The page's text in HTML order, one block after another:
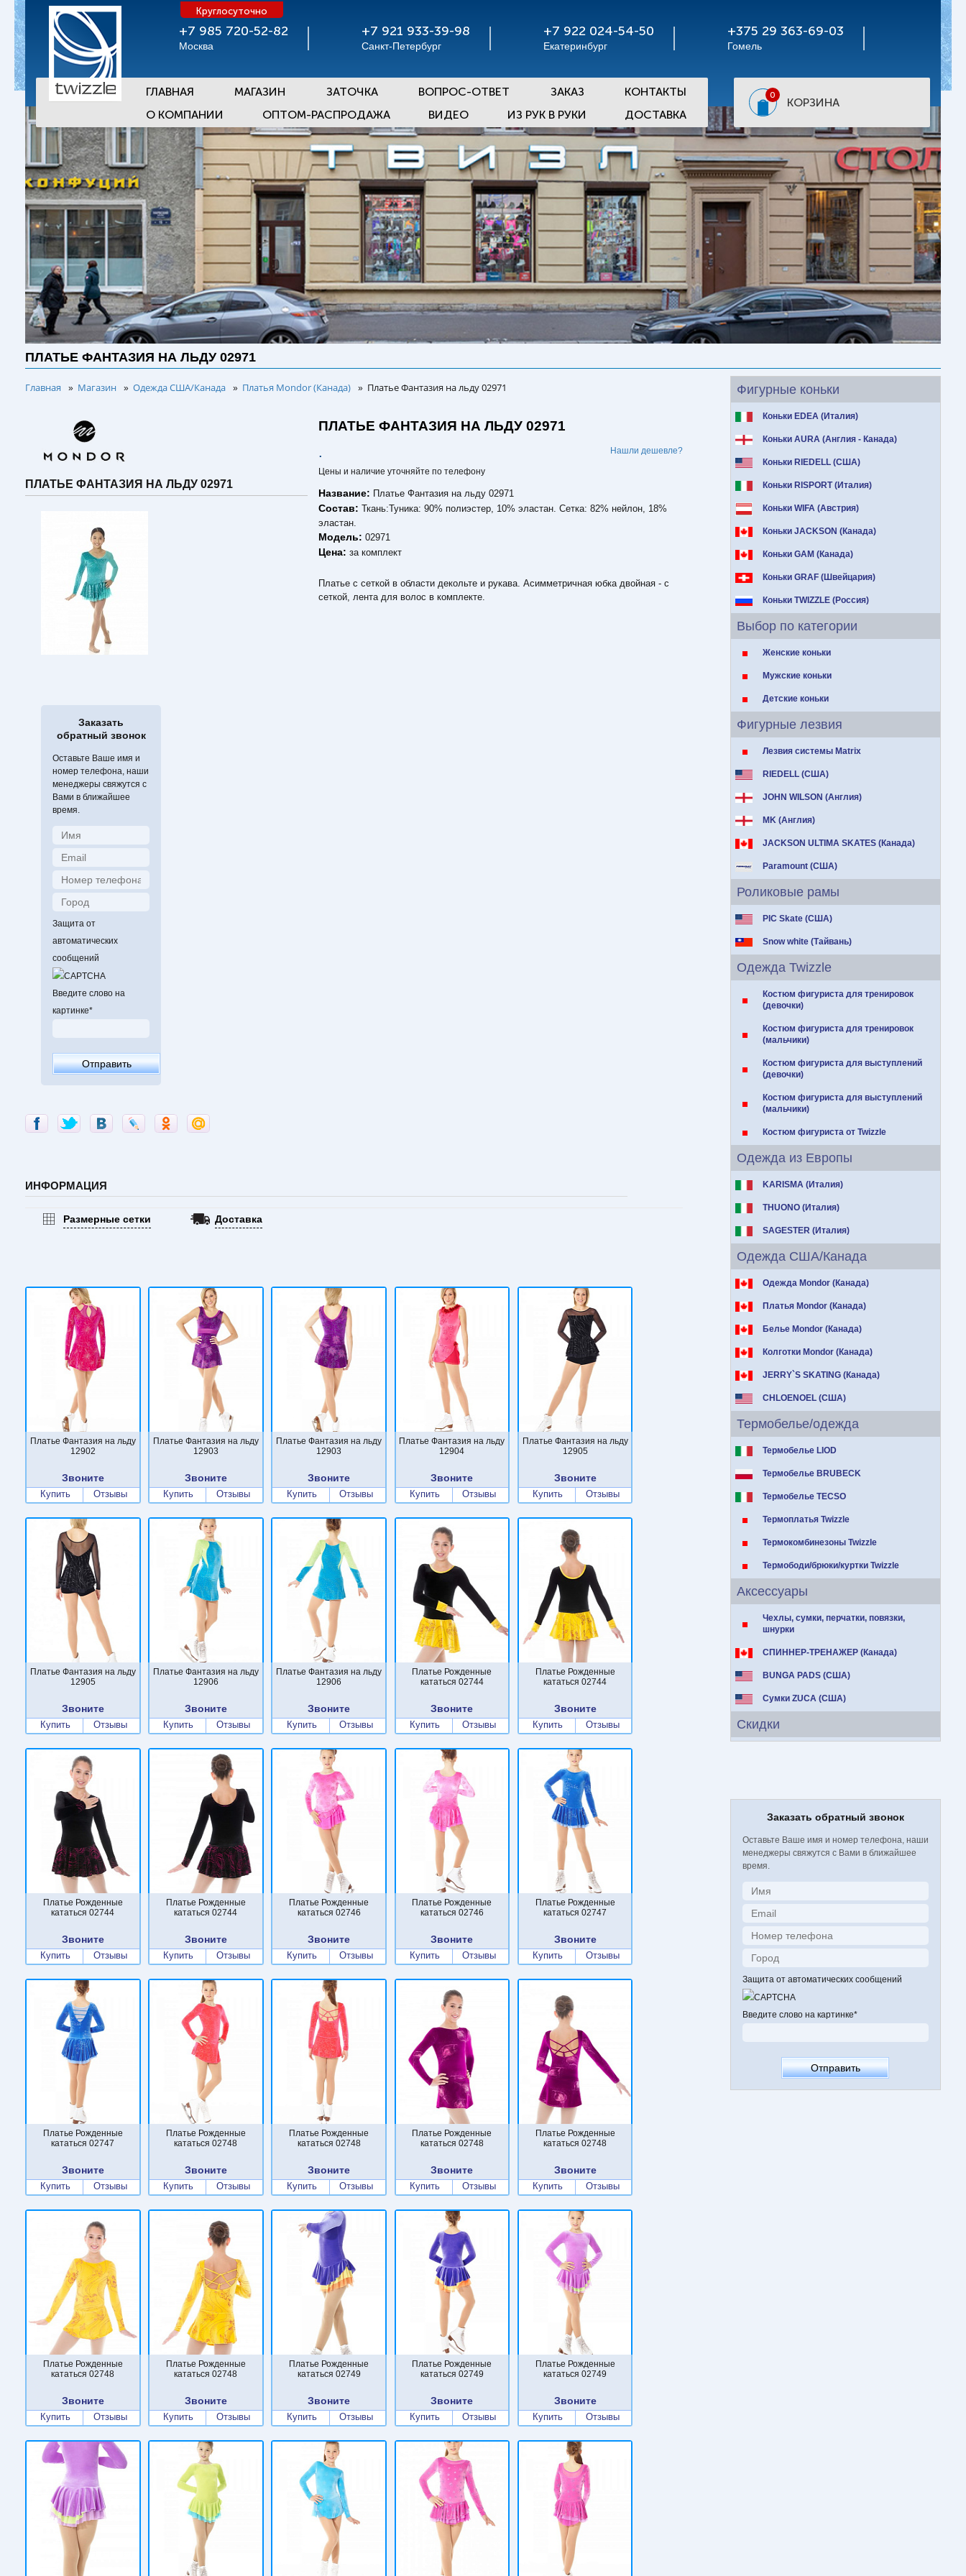
+7 985 720-52-82
Москва
Круглосуточно
+7 921 933-39-98
Санкт-Петербург
+7 922 024-54-50
Екатеринбург
+375 29 363-69-03
Гомель
ГЛАВНАЯ МАГАЗИН ЗАТОЧКА ВОПРОС-ОТВЕТ ЗАКАЗ
КОНТАКТЫ
О КОМПАНИИ
ОПТОМ-РАСПРОДАЖА ВИДЕО ИЗ РУК В РУКИ ДОСТАВКА
0
КОРЗИНА
ПЛАТЬЕ ФАНТАЗИЯ НА ЛЬДУ 02971
Фигурные коньки
Коньки EDEA (Италия)
Коньки AURA (Англия - Канада)
Коньки RIEDELL (США)
Коньки RISPORT (Италия)
Коньки WIFA (Австрия)
Коньки JACKSON (Канада)
Коньки GAM (Канада)
Коньки GRAF (Швейцария)
Коньки TWIZZLE (Россия)
Выбор по категории
Женские коньки
Мужские коньки
Детские коньки
Фигурные лезвия
Лезвия системы Matrix
RIEDELL (США)
JOHN WILSON (Англия)
MK (Англия)
JACKSON ULTIMA SKATES (Канада)
Paramount (США)
Роликовые рамы
PIC Skate (США)
Snow white (Тайвань)
Одежда Twizzle
Костюм фигуриста для тренировок
(девочки)
Костюм фигуриста для тренировок
(мальчики)
Костюм фигуриста для выступлений
(девочки)
Костюм фигуриста для выступлений
(мальчики)
Костюм фигуриста от Twizzle
Одежда из Европы
KARISMA (Италия)
THUONO (Италия)
SAGESTER (Италия)
Одежда США/Канада
Одежда Mondor (Канада)
Платья Mondor (Канада)
Белье Mondor (Канада)
Колготки Mondor (Канада)
JERRY`S SKATING (Канада)
CHLOENOEL (США)
Термобелье/одежда
Термобелье LIOD
Термобелье BRUBECK
Термобелье TECSO
Термоплатья Twizzle
Термокомбинезоны Twizzle
Термободи/брюки/куртки Twizzle
Аксессуары
Чехлы, сумки, перчатки, повязки,
шнурки
СПИННЕР-ТРЕНАЖЕР (Канада)
BUNGA PADS (США)
Сумки ZUCA (США)
Скидки
Заказать обратный звонок
Оставьте Ваше имя и номер телефона, наши
менеджеры свяжутся с Вами в ближайшее
время.
Защита от автоматических сообщений
Введите слово на картинке*
Главная » Магазин » Одежда США/Канада » Платья Mondor (Канада) » Платье Фантазия на льду 02971
ПЛАТЬЕ ФАНТАЗИЯ НА ЛЬДУ 02971
Заказать
обратный звонок
Оставьте Ваше имя и
номер телефона, наши
менеджеры свяжутся с
Вами в ближайшее
время.
Защита от
автоматических
сообщений
Введите слово на
картинке*
ПЛАТЬЕ ФАНТАЗИЯ НА ЛЬДУ 02971
. Нашли дешевле?
Цены и наличие уточняйте по телефону
Название: Платье Фантазия на льду 02971
Состав:Ткань:Туника: 90% полиэстер, 10% эластан. Сетка: 82% нейлон, 18%
эластан.
Модель:02971
Цена:за комплект
Платье с сеткой в области декольте и рукава. Асимметричная юбка двойная - с
сеткой, лента для волос в комплекте.
ИНФОРМАЦИЯ
Размерные сетки Доставка
Платье Фантазия на льду
12902
Звоните
Купить Отзывы
Платье Фантазия на льду
12903
Звоните
Купить Отзывы
Платье Фантазия на льду
12903
Звоните
Купить Отзывы
Платье Фантазия на льду
12904
Звоните
Купить Отзывы
Платье Фантазия на льду
12905
Звоните
Купить Отзывы
Платье Фантазия на льду
12905
Звоните
Купить Отзывы
Платье Фантазия на льду
12906
Звоните
Купить Отзывы
Платье Фантазия на льду
12906
Звоните
Купить Отзывы
Платье Рожденные
кататься 02744
Звоните
Купить Отзывы
Платье Рожденные
кататься 02744
Звоните
Купить Отзывы
Платье Рожденные
кататься 02744
Звоните
Купить Отзывы
Платье Рожденные
кататься 02744
Звоните
Купить Отзывы
Платье Рожденные
кататься 02746
Звоните
Купить Отзывы
Платье Рожденные
кататься 02746
Звоните
Купить Отзывы
Платье Рожденные
кататься 02747
Звоните
Купить Отзывы
Платье Рожденные
кататься 02747
Звоните
Купить Отзывы
Платье Рожденные
кататься 02748
Звоните
Купить Отзывы
Платье Рожденные
кататься 02748
Звоните
Купить Отзывы
Платье Рожденные
кататься 02748
Звоните
Купить Отзывы
Платье Рожденные
кататься 02748
Звоните
Купить Отзывы
Платье Рожденные
кататься 02748
Звоните
Купить Отзывы
Платье Рожденные
кататься 02748
Звоните
Купить Отзывы
Платье Рожденные
кататься 02749
Звоните
Купить Отзывы
Платье Рожденные
кататься 02749
Звоните
Купить Отзывы
Платье Рожденные
кататься 02749
Звоните
Купить Отзывы